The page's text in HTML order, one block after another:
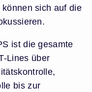
sich auf die
ist die gesamte
Lines über
bis zur